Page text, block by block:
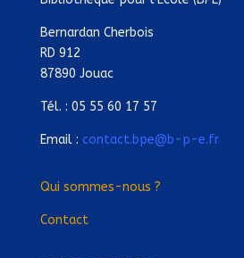
Bernardan Cherbois
RD 912
87890 Jouac
Tél. : 05 55 60 17 57
Email : contact.bpe@b-p-e.fr
Qui sommes-nous ?
Contact